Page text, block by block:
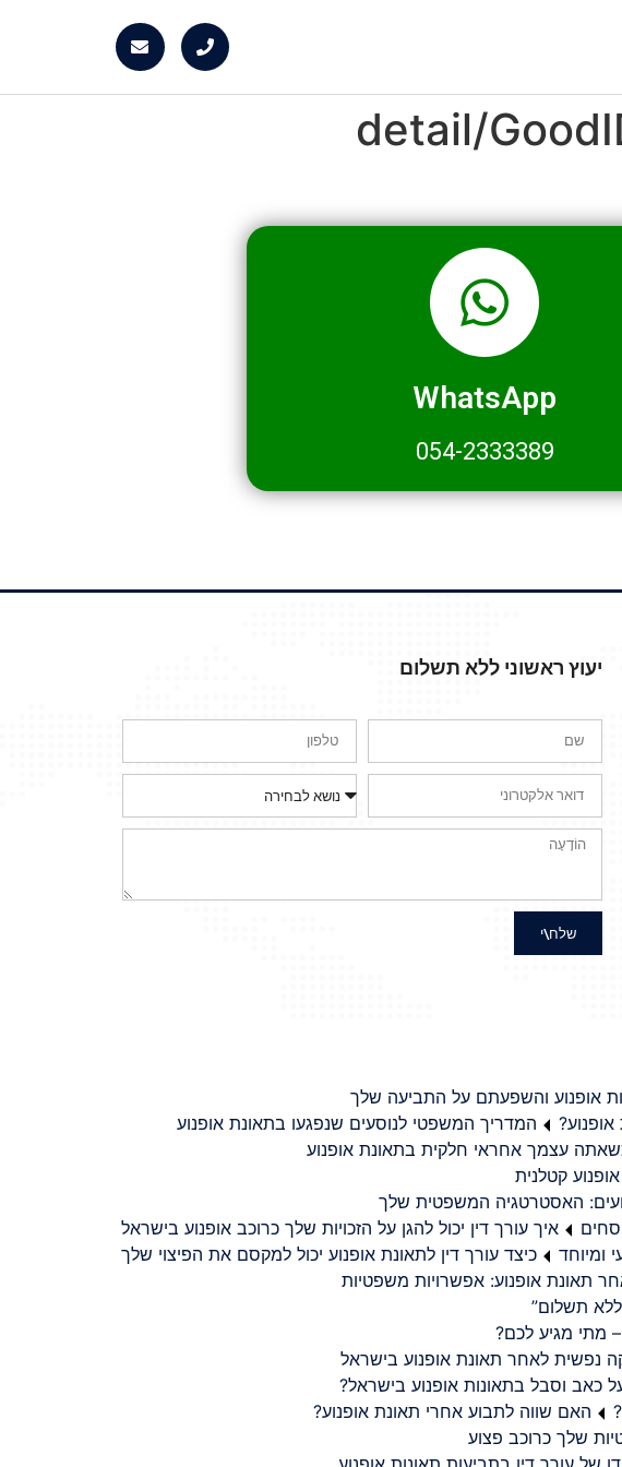
detail/
WhatsApp
054-2333389
יעוץ ראשוני ללא תשלום
שלח\י
אופנוע והשפעתם על התביעה שלך
אופנוע?
המדריך המשפטי לנוסעים שנפגעו בתאונת אופנוע
עצמך אחראי חלקית בתאונת אופנוע
קטלנית
האסטרטגיה המשפטית שלך
איך עורך דין יכול להגן על הזכויות שלך כרוכב אופנוע בישראל
ומיוחד
כיצד עורך דין לתאונת אופנוע יכול למקסם את הפיצוי שלך
תאונת אופנוע: אפשרויות משפטיות
ללא תשלום”
– מתי מגיע לכם?
נפשית לאחר תאונת אופנוע בישראל
כאב וסבל בתאונות אופנוע בישראל?
האם שווה לתבוע אחרי תאונת אופנוע?
שלך כרוכב פצוע